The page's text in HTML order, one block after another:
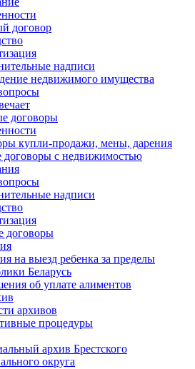
договор
надписи
недвижимого имущества
договоры
купли-продажи, мены, дарения
договоры с недвижимостью
надписи
договоры
на выезд ребенка за пределы
Беларусь
об уплате алиментов
архивов
процедуры
архив Брестского
округа